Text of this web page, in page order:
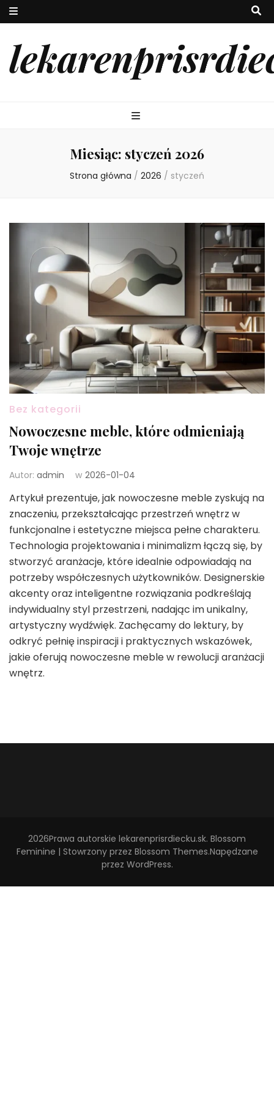
Miesiąc: styczeń 2026
Strona główna / 2026 / styczeń
Bez kategorii
Nowoczesne meble, które odmieniają
Twoje wnętrze
Autor: admin w 2026-01-04
Artykuł prezentuje, jak nowoczesne meble zyskują na
znaczeniu, przekształcając przestrzeń wnętrz w
funkcjonalne i estetyczne miejsca pełne charakteru.
Technologia projektowania i minimalizm łączą się, by
stworzyć aranżacje, które idealnie odpowiadają na
potrzeby współczesnych użytkowników. Designerskie
akcenty oraz inteligentne rozwiązania podkreślają
indywidualny styl przestrzeni, nadając im unikalny,
artystyczny wydźwięk. Zachęcamy do lektury, by
odkryć pełnię inspiracji i praktycznych wskazówek,
jakie oferują nowoczesne meble w rewolucji aranżacji
wnętrz.
2026Prawa autorskie lekarenprisrdiecku.sk. Blossom
Feminine | Stowrzony przez Blossom Themes.Napędzane
przez WordPress.